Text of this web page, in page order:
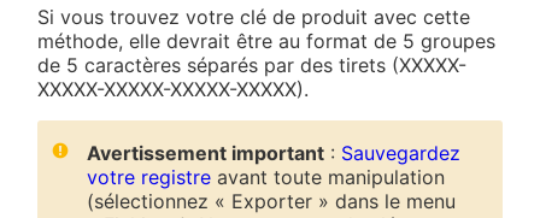
Si vous trouvez votre clé de produit avec cette
méthode, elle devrait être au format de 5 groupes
de 5 caractères séparés par des tirets (XXXXX-
XXXXX-XXXXX-XXXXX-XXXXX).
Avertissement important : Sauvegardez
votre registre avant toute manipulation
(sélectionnez « Exporter » dans le menu